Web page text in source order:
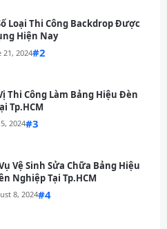
Loại Thi Công Backdrop Được
Hiện Nay
21, 2024#
Thi Công Làm Bảng Hiệu Đèn
Tp.HCM
2024#
Vệ Sinh Sửa Chữa Bảng Hiệu
Nghiệp Tại Tp.HCM
8, 2024#